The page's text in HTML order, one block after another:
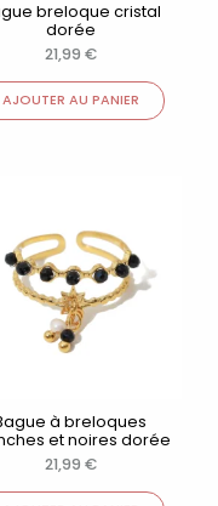
breloque cristal
dorée
21,99 €
AJOUTER AU PANIER
à breloques
et noires dorée
21,99 €